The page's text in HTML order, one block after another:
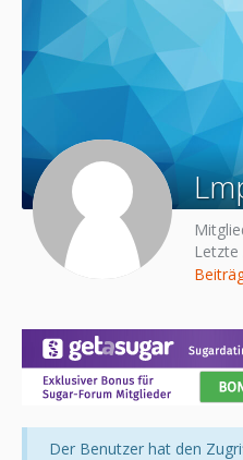
Letzte
Der Benutzer hat den